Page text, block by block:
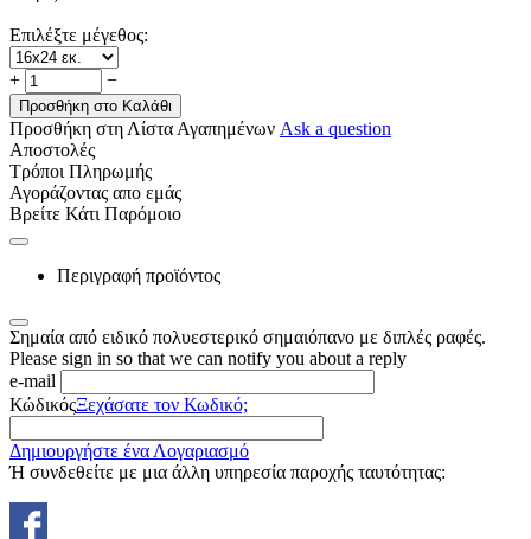
Επιλέξτε μέγεθος:
+ −
Προσθήκη στο Καλάθι
Προσθήκη στη Λίστα Αγαπημένων Ask a question
Αποστολές
Τρόποι Πληρωμής
Αγοράζοντας απο εμάς
Βρείτε Κάτι Παρόμοιο
Περιγραφή προϊόντος
Σημαία από ειδικό πολυεστερικό σημαιόπανο με διπλές ραφές.
Please sign in so that we can notify you about a reply
e-mail
ΚώδικόςΞεχάσατε τον Κωδικό;
Δημιουργήστε ένα Λογαριασμό
Ή συνδεθείτε με μια άλλη υπηρεσία παροχής ταυτότητας: